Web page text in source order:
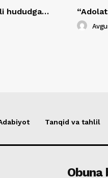
hududga…
Tanqid va tahlil
Obuna